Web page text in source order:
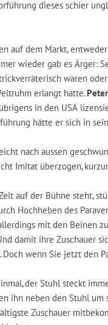
dieses schier
auf dem Markt,
wieder gab es Ärger:
waren
erlangt hatte.Peter
in den USA
hätte er sich in
nach aussen
Imitat überzogen,
auf der Bühne steht,
Hochheben des
mit den Beinen
damit ihre Zuschauer
wenn Sie jetzt den
der Stuhl steckt
ihn neben den Stuhl
Zuschauer